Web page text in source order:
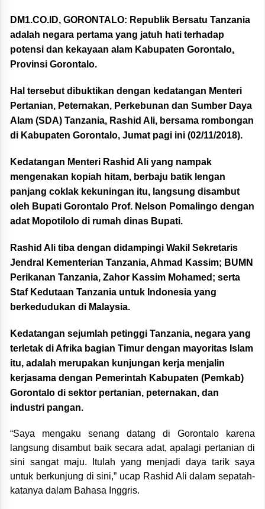
DM1.CO.ID, GORONTALO: Republik Bersatu Tanzania
adalah negara pertama yang jatuh hati terhadap
potensi dan kekayaan alam Kabupaten Gorontalo,
Provinsi Gorontalo.
Hal tersebut dibuktikan dengan kedatangan Menteri
Pertanian, Peternakan, Perkebunan dan Sumber Daya
Alam (SDA) Tanzania, Rashid Ali, bersama rombongan
di Kabupaten Gorontalo, Jumat pagi ini (02/11/2018).
Kedatangan Menteri Rashid Ali yang nampak
mengenakan kopiah hitam, berbaju batik lengan
panjang coklak kekuningan itu, langsung disambut
oleh Bupati Gorontalo Prof. Nelson Pomalingo dengan
adat Mopotilolo di rumah dinas Bupati.
Rashid Ali tiba dengan didampingi Wakil Sekretaris
Jendral Kementerian Tanzania, Ahmad Kassim; BUMN
Perikanan Tanzania, Zahor Kassim Mohamed; serta
Staf Kedutaan Tanzania untuk Indonesia yang
berkedudukan di Malaysia.
Kedatangan sejumlah petinggi Tanzania, negara yang
terletak di Afrika bagian Timur dengan mayoritas Islam
itu, adalah merupakan kunjungan kerja menjalin
kerjasama dengan Pemerintah Kabupaten (Pemkab)
Gorontalo di sektor pertanian, peternakan, dan
industri pangan.
“Saya mengaku senang datang di Gorontalo karena
langsung disambut baik secara adat, apalagi pertanian di
sini sangat maju. Itulah yang menjadi daya tarik saya
untuk berkunjung di sini,” ucap Rashid Ali dalam sepatah-
katanya dalam Bahasa Inggris.